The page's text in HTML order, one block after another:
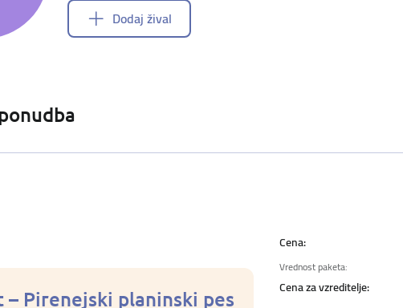
Dodaj žival
– Pirenejski planinski pes
Cena:
Vrednost paketa:
Cena za vzreditelje: